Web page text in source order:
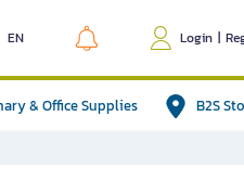
EN Login |
& Office Supplies B2S